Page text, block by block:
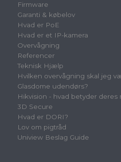
Firmware
Garanti & købelov
Hvad er PoE
Hvad er et IP-kamera
Overvågning
Referencer
Teknisk Hjælp
Hvilken overvågning skal jeg
Glasdome udendørs?
Hikvision - hvad betyder deres
3D Secure
Hvad er DORI?
Lov om pigtråd
Uniview Beslag Guide